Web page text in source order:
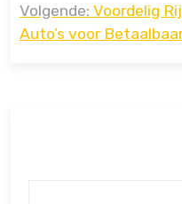
Volgende: Voordelig
Auto’s voor